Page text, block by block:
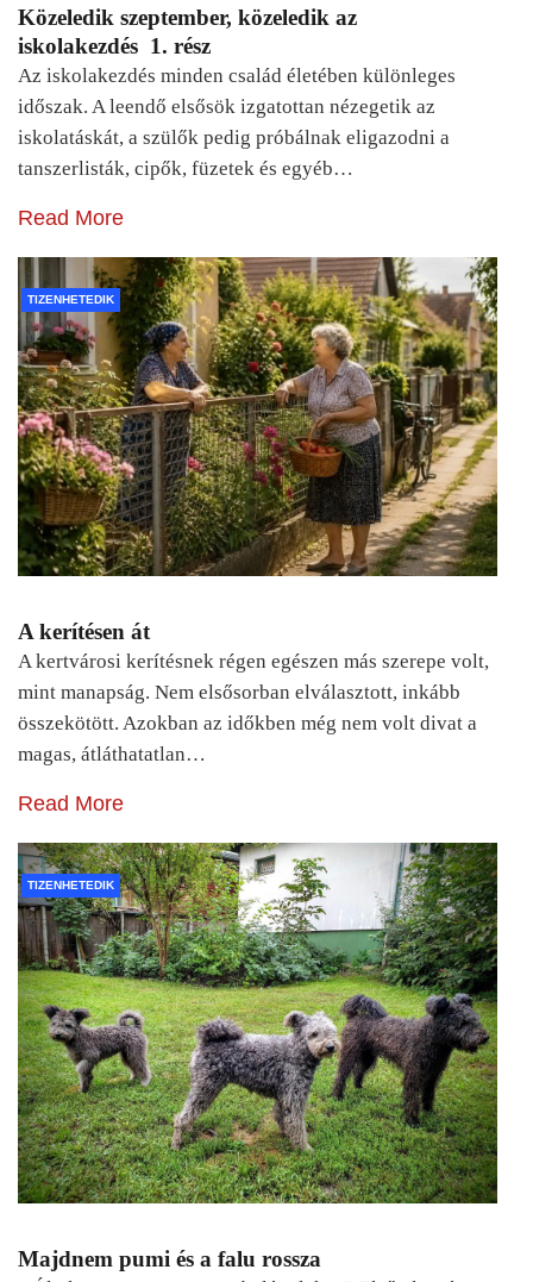
Közeledik szeptember, közeledik az
iskolakezdés 1. rész
Az iskolakezdés minden család életében különleges
időszak. A leendő elsősök izgatottan nézegetik az
iskolatáskát, a szülők pedig próbálnak eligazodni a
tanszerlisták, cipők, füzetek és egyéb…
Read More
TIZENHETEDIK
A kerítésen át
A kertvárosi kerítésnek régen egészen más szerepe volt,
mint manapság. Nem elsősorban elválasztott, inkább
összekötött. Azokban az időkben még nem volt divat a
magas, átláthatatlan…
Read More
TIZENHETEDIK
Majdnem pumi és a falu rossza